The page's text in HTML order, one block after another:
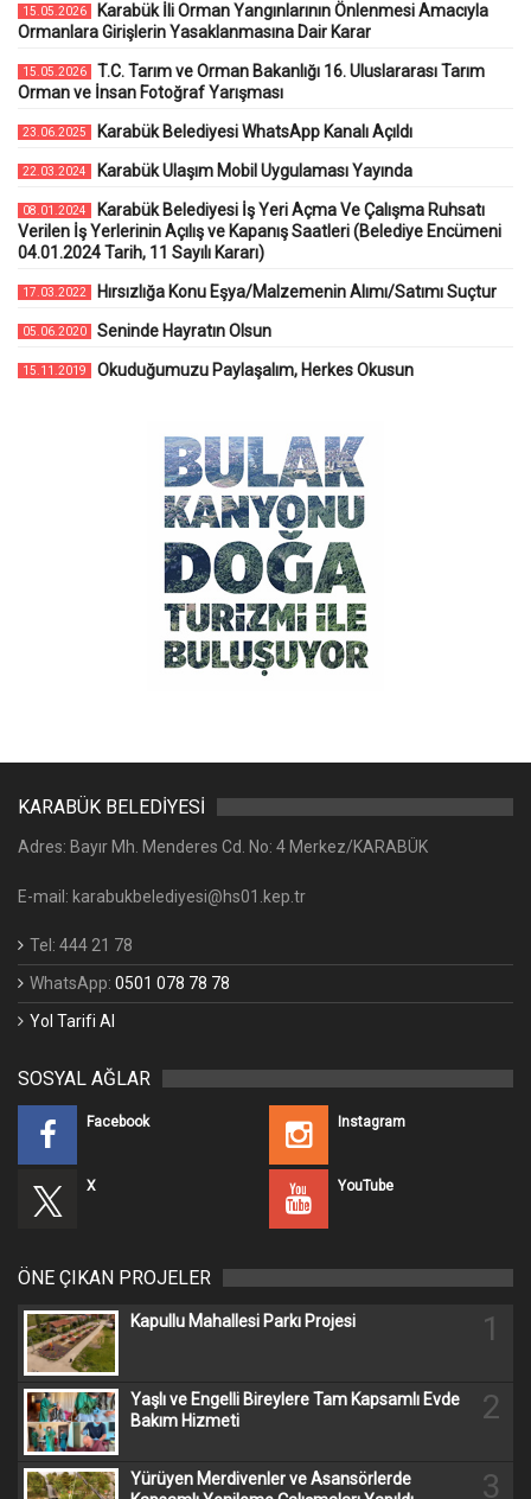
15.05.2026
Karabük İli Orman Yangınlarının Önlenmesi Amacıyla
Ormanlara Girişlerin Yasaklanmasına Dair Karar
15.05.2026
T.C. Tarım ve Orman Bakanlığı 16. Uluslararası Tarım
Orman ve İnsan Fotoğraf Yarışması
23.06.2025 Karabük Belediyesi WhatsApp Kanalı Açıldı
22.03.2024 Karabük Ulaşım Mobil Uygulaması Yayında
08.01.2024
Karabük Belediyesi İş Yeri Açma Ve Çalışma Ruhsatı
Verilen İş Yerlerinin Açılış ve Kapanış Saatleri (Belediye Encümeni
04.01.2024 Tarih, 11 Sayılı Kararı)
17.03.2022 Hırsızlığa Konu Eşya/Malzemenin Alımı/Satımı Suçtur
05.06.2020 Seninde Hayratın Olsun
15.11.2019 Okuduğumuzu Paylaşalım, Herkes Okusun
KARABÜK BELEDİYESİ
Adres: Bayır Mh. Menderes Cd. No: 4 Merkez/KARABÜK
E-mail: karabukbelediyesi@hs01.kep.tr
Tel: 444 21 78
WhatsApp: 0501 078 78 78
Yol Tarifi Al
SOSYAL AĞLAR
Facebook Instagram
X YouTube
ÖNE ÇIKAN PROJELER
Kapullu Mahallesi Parkı Projesi 1
Yaşlı ve Engelli Bireylere Tam Kapsamlı Evde
Bakım Hizmeti
2
Yürüyen Merdivenler ve Asansörlerde
3